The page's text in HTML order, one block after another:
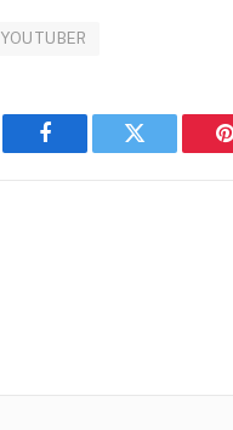
YOUTUBER
Facebook Twitter